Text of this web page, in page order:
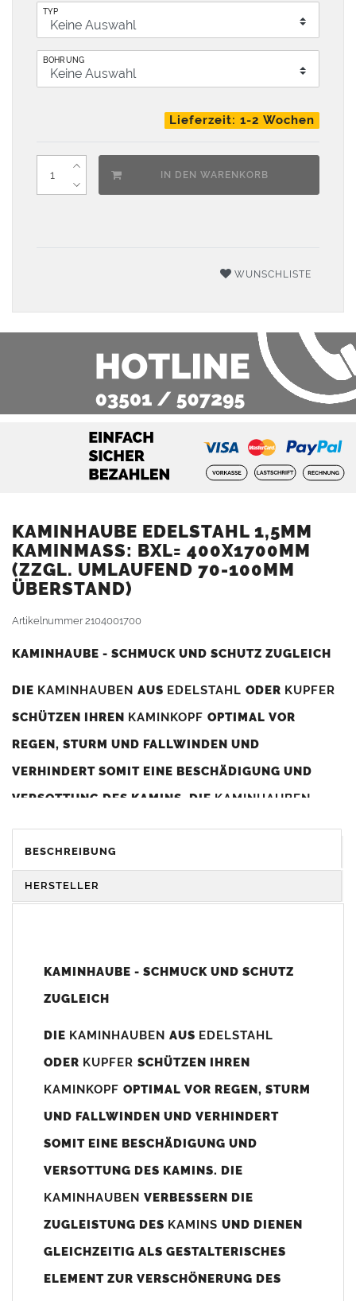
TYP
BOHRUNG
Lieferzeit: 1-2 Wochen
IN DEN WARENKORB
WUNSCHLISTE
KAMINHAUBE EDELSTAHL 1,5MM
KAMINMASS: BXL= 400X1700MM (
ZZGL. UMLAUFEND 70-100MM Ü
BERSTAND)
Artikelnummer2104001700
KAMINHAUBE - SCHMUCK UND SCHUTZ ZUGLEICH
DIE KAMINHAUBEN AUS EDELSTAHL ODER KUPFER
SCHÜTZEN IHREN KAMINKOPF OPTIMAL VOR
REGEN, STURM UND FALLWINDEN UND
VERHINDERT SOMIT EINE BESCHÄDIGUNG UND
VERSOTTUNG DES KAMINS. DIE KAMINHAUBEN
DIENEN GLEICHZEITIG ALS GESTALTERISCHES
ELEMENT ZUR VERSCHÖNERUNG DES BAUWERKS.
Unsere Maßangaben beziehen sich immer auf das
800mm x 740-800mm angefertigt (siehe Bild/Zeichnung unten).
angefertigt werden (bitte anfragen).
(siehe Bild/Zeichnung unten) angefertigt. Sollten die Bohrungen
nicht passen dann bitte "ohne"Bohrungen (Auswahlfeld)
bis 500mm Kaminbreite: Abstand vom Kaminrand ca.
80mm
BESCHREIBUNG
HERSTELLER
KAMINHAUBE - SCHMUCK UND SCHUTZ
ZUGLEICH
DIE KAMINHAUBEN AUS EDELSTAHL
ODER KUPFER SCHÜTZEN IHREN
KAMINKOPF OPTIMAL VOR REGEN, STURM
UND FALLWINDEN UND VERHINDERT
SOMIT EINE BESCHÄDIGUNG UND
VERSOTTUNG DES KAMINS. DIE
KAMINHAUBEN VERBESSERN DIE
ZUGLEISTUNG DES KAMINS UND DIENEN
GLEICHZEITIG ALS GESTALTERISCHES
ELEMENT ZUR VERSCHÖNERUNG DES